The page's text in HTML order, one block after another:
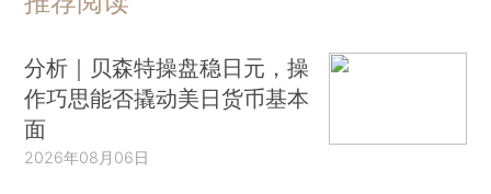
分析｜贝森特操盘稳日元，操
作巧思能否撬动美日货币基本
面
2026年08月06日